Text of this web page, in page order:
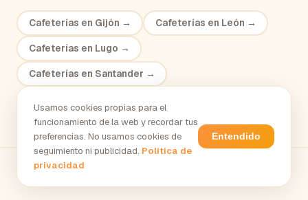
Cafeterías en Gijón → Cafeterías en León →
Cafeterías en Lugo →
Cafeterías en Santander →
Usamos cookies propias para el
funcionamiento de la web y recordar tus
preferencias. No usamos cookies de
seguimiento ni publicidad. Política de
privacidad
Entendido